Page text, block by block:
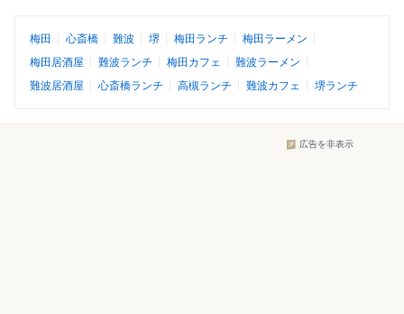
梅田 心斎橋 難波 堺 梅田ランチ
梅田ラーメン
梅田居酒屋
難波ランチ 梅田カフェ
難波ラーメン
難波居酒屋
心斎橋ランチ 高槻ランチ 難波カフェ 堺ランチ
広告を非表示